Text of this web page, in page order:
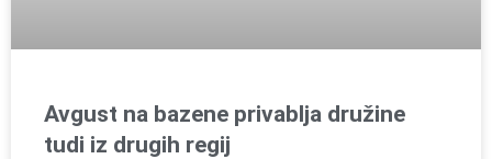
Avgust na bazene privablja družine
tudi iz drugih regij